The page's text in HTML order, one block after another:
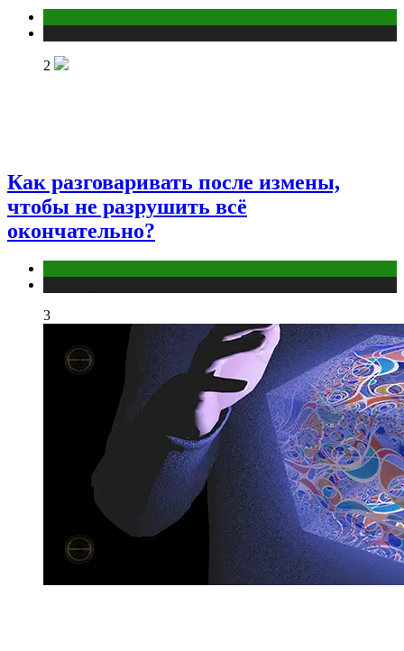
2
Как разговаривать после измены,
чтобы не разрушить всё
окончательно?
3